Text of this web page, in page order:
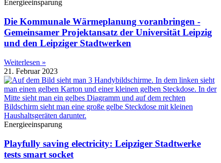
Energieeinsparung
Die Kommunale Wärmeplanung voranbringen -
Gemeinsamer Projektansatz der Universität Leipzig
und den Leipziger Stadtwerken
Weiterlesen »
21. Februar 2023
Energieeinsparung
Playfully saving electricity: Leipziger Stadtwerke
tests smart socket